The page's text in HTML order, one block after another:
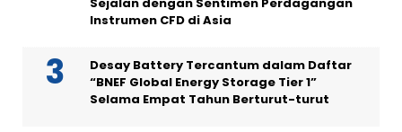
Instrumen CFD di Asia
Desay Battery Tercantum dalam Daftar
“BNEF Global Energy Storage Tier 1”
Selama Empat Tahun Berturut-turut